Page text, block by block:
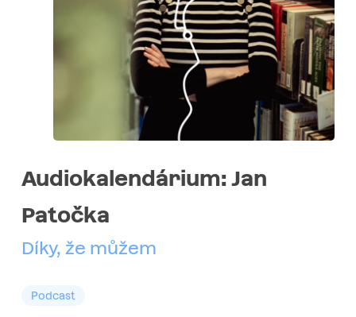
Audiokalendárium: Jan
Patočka
Díky, že můžem
Podcast